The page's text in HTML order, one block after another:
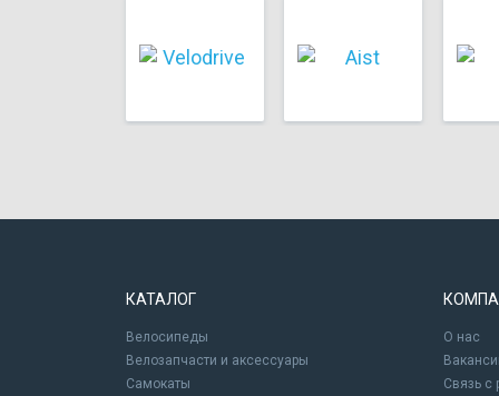
КАТАЛОГ
Велосипеды
Велозапчасти и аксессуары
Самокаты
О нас
Связь с